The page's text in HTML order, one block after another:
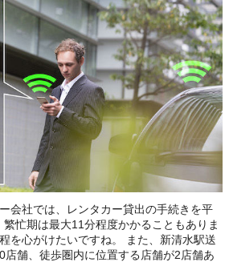
会社では、レンタカー貸出の手続きを平
忙期は最大11分程度かかることもありま
を心がけたいですね。 また、新清水駅送
店舗、徒歩圏内に位置する店舗が2店舗あ